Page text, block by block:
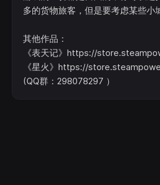
多的货物旅客，但是要考虑某些小
其他作品：
《表天记》https://
《星火》https://
(QQ群：298078297 ）